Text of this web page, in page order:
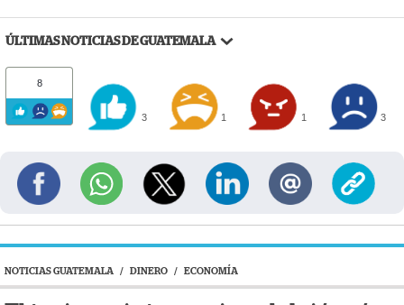
ÚLTIMAS NOTICIAS DE GUATEMALA
8
3 1 1 3
NOTICIAS GUATEMALA / DINERO / ECONOMÍA